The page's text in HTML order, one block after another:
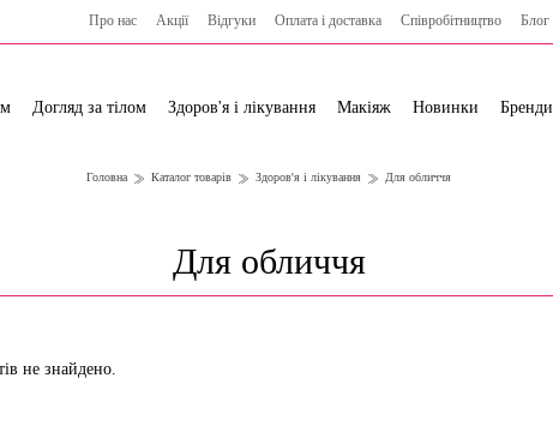
Про нас Акції Відгуки Оплата і доставка Cпівробітництво Блог
Догляд за тілом Здоров'я і лікування Макіяж Новинки Бренди
Головна Каталог товарів Здоров'я і лікування Для обличчя
Для обличчя
не знайдено.